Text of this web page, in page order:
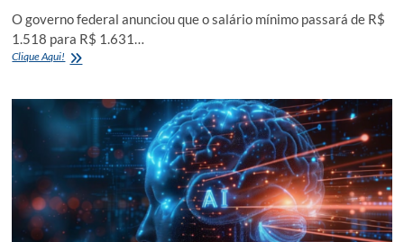
O governo federal anunciou que o salário mínimo passará de R$
1.518 para R$ 1.631…
Clique Aqui! Novo
2026
reforça
política
de
valorização,
mas
ainda
está